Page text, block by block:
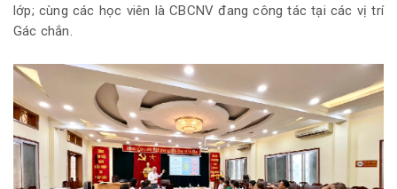
lớp; cùng các học viên là CBCNV đang công tác tại các vị trí
Gác chắn.